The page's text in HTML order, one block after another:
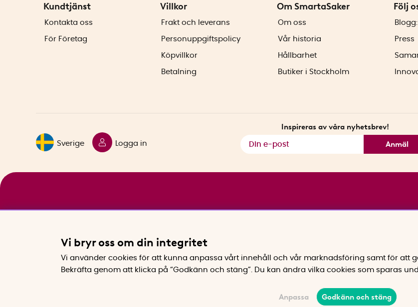
Kundtjänst
Kontakta oss
För Företag
Villkor
Frakt och leverans
Personuppgiftspolicy
Köpvillkor
Betalning
Om SmartaSaker
Om oss
Vår historia
Hållbarhet
Butiker i Stockholm
Följ
Press
Sverige Logga in
Inspireras av våra nyhetsbrev!
Anmäl
Vi bryr oss om din integritet
Vi använder cookies för att kunna anpassa vårt innehåll och vår marknadsföring samt för att
Bekräfta genom att klicka på “Godkänn och stäng”. Du kan ändra vilka cookies som sparas
Anpassa Godkänn och stäng